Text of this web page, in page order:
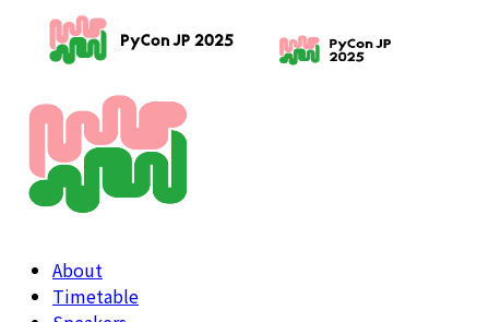
About
Timetable